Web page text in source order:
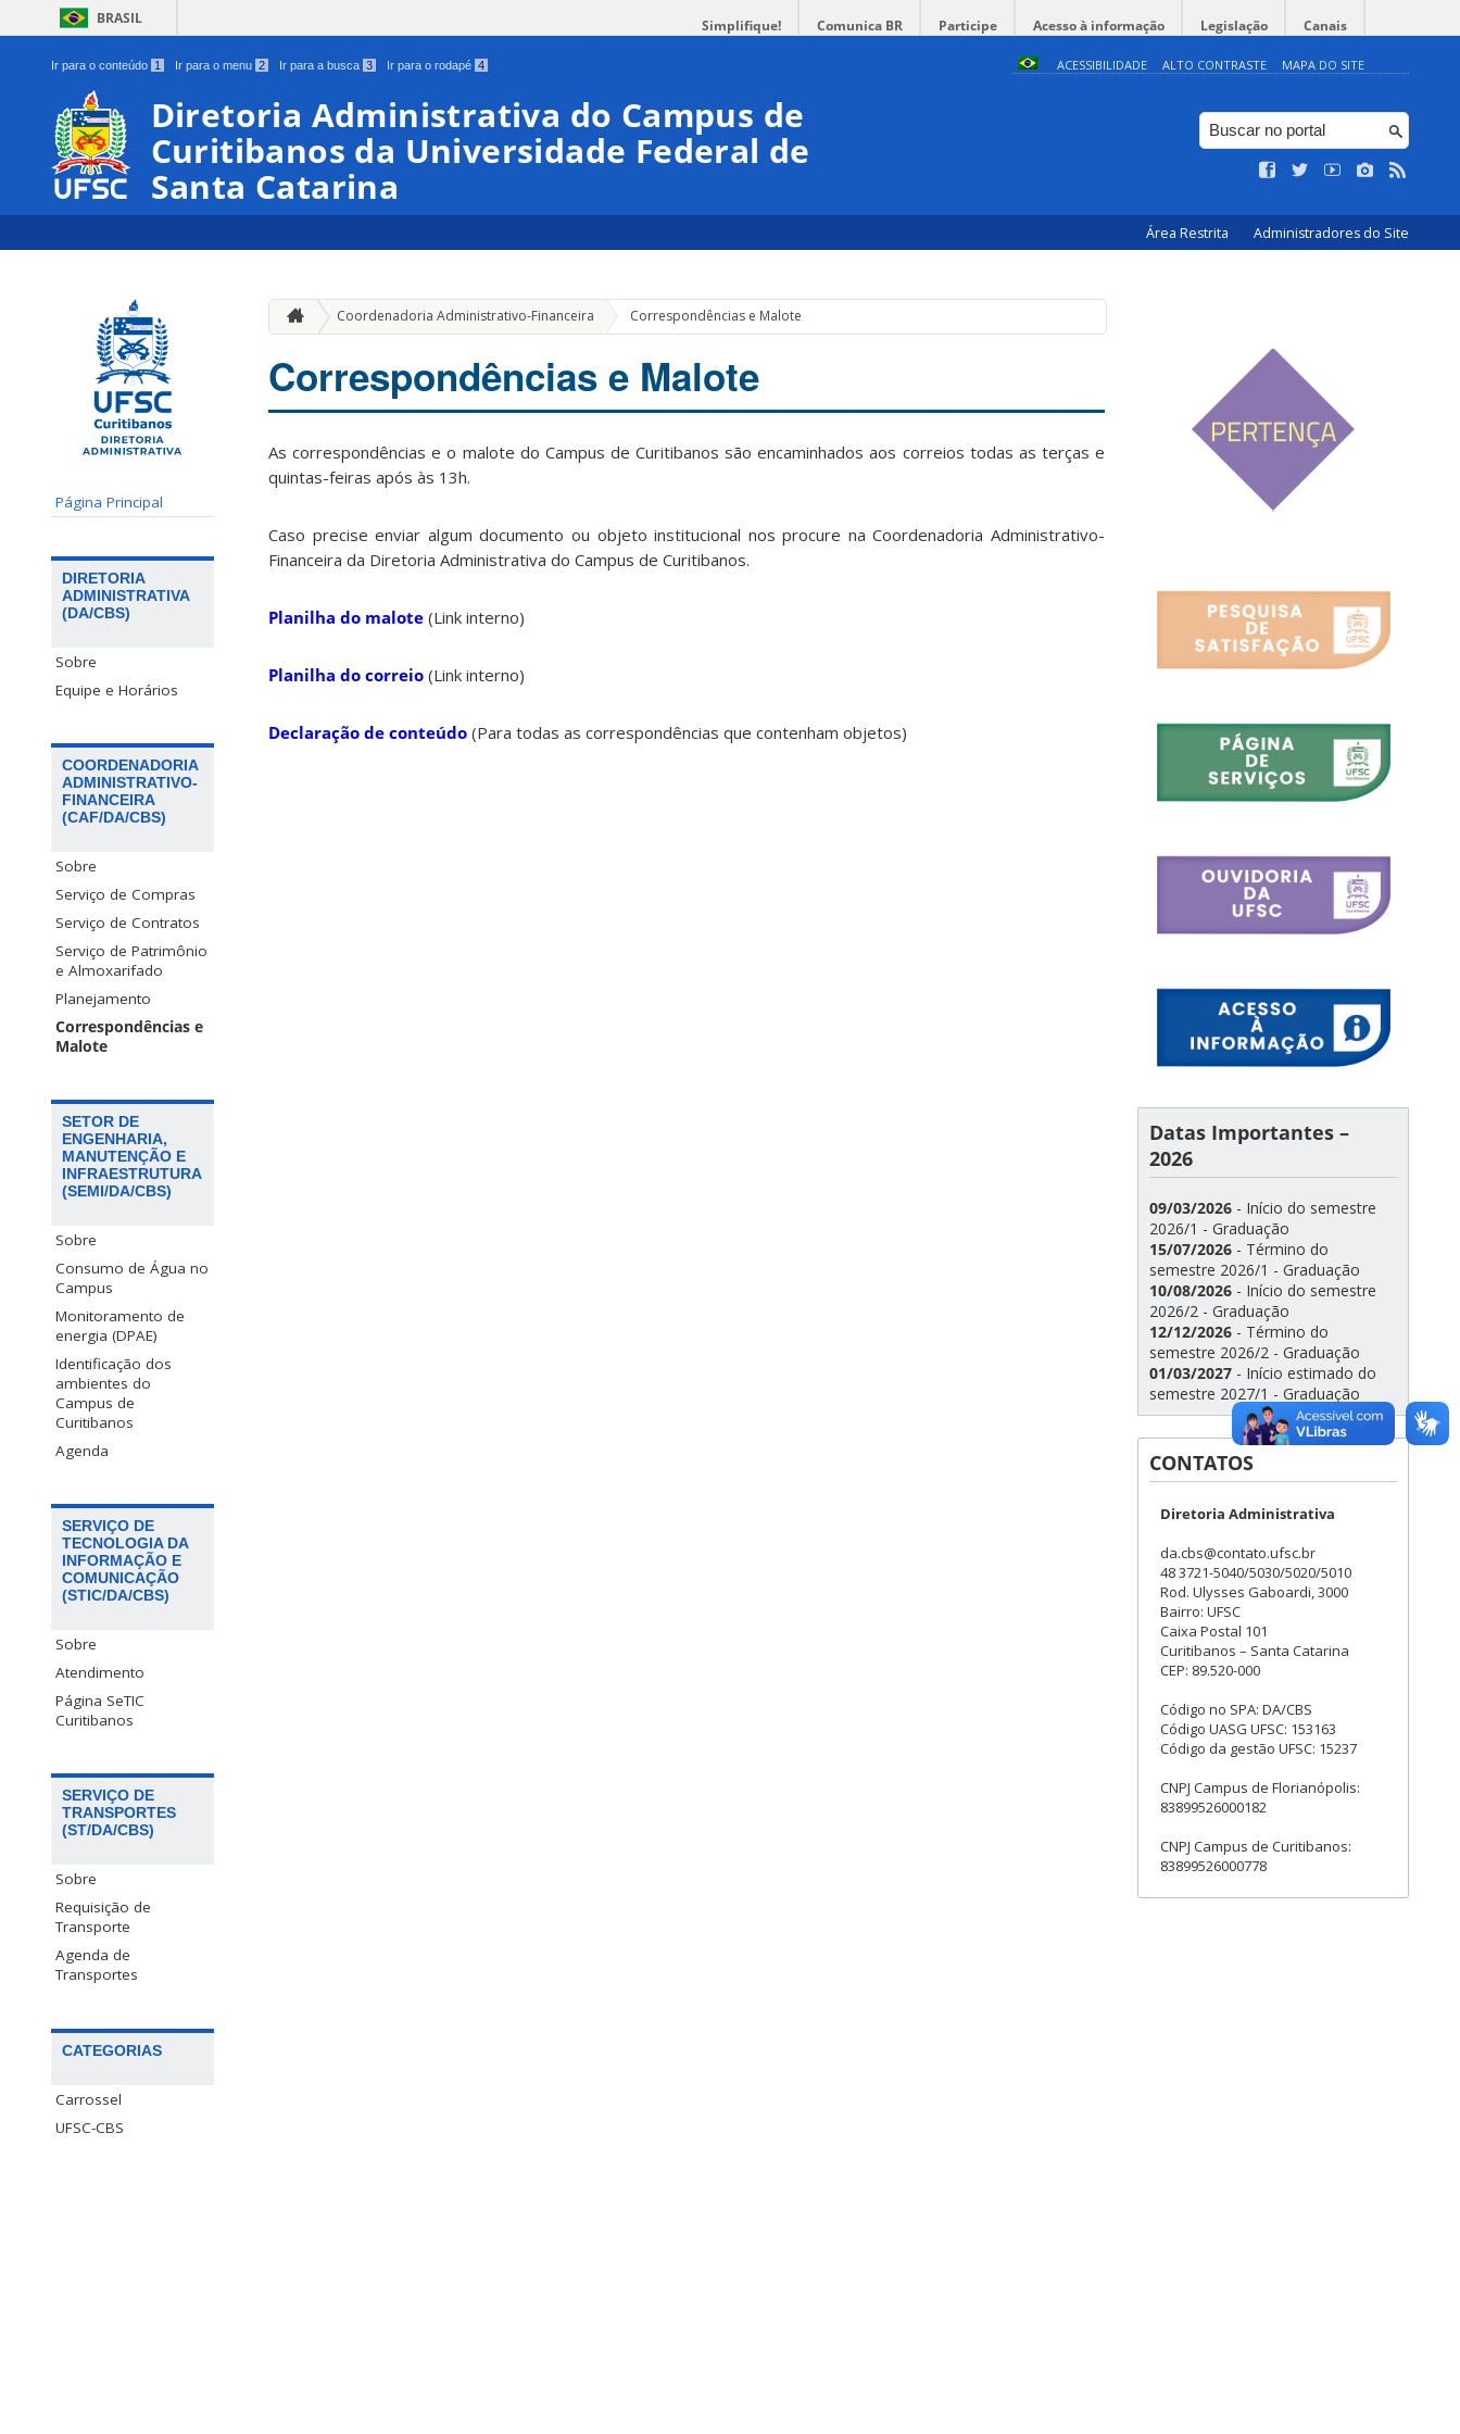
BRASIL Simplifique! Comunica BR Participe Acesso à informação Legislação Canais
Ir para o conteúdo 1 Ir para o menu 2 Ir para a busca 3 Ir para o rodapé 4 ACESSIBILIDADE ALTO CONTRASTE MAPA DO SITE
Diretoria Administrativa do Campus de
Curitibanos da Universidade Federal de
Santa Catarina
Área Restrita Administradores do Site
Página Principal
DIRETORIA
ADMINISTRATIVA
(DA/CBS)
Sobre
Equipe e Horários
COORDENADORIA
ADMINISTRATIVO-
FINANCEIRA
(CAF/DA/CBS)
Sobre
Serviço de Compras
Serviço de Contratos
Serviço de Patrimônio
e Almoxarifado
Planejamento
Correspondências e
Malote
SETOR DE
ENGENHARIA,
MANUTENÇÃO E
INFRAESTRUTURA
(SEMI/DA/CBS)
Sobre
Consumo de Água no
Campus
Monitoramento de
energia (DPAE)
Identificação dos
ambientes do
Campus de
Curitibanos
Agenda
SERVIÇO DE
TECNOLOGIA DA
INFORMAÇÃO E
COMUNICAÇÃO
(STIC/DA/CBS)
Sobre
Atendimento
Página SeTIC
Curitibanos
SERVIÇO DE
TRANSPORTES
(ST/DA/CBS)
Sobre
Requisição de
Transporte
Agenda de
Transportes
CATEGORIAS
Carrossel
UFSC-CBS
Coordenadoria Administrativo-Financeira Correspondências e Malote
Correspondências e Malote
As correspondências e o malote do Campus de Curitibanos são encaminhados aos correios todas as terças e
quintas-feiras após às 13h.
Caso precise enviar algum documento ou objeto institucional nos procure na Coordenadoria Administrativo-
Financeira da Diretoria Administrativa do Campus de Curitibanos.
Planilha do malote (Link interno)
Planilha do correio (Link interno)
Declaração de conteúdo (Para todas as correspondências que contenham objetos)
Datas Importantes –
2026
09/03/2026 - Início do semestre
2026/1 - Graduação
15/07/2026 - Término do
semestre 2026/1 - Graduação
10/08/2026 - Início do semestre
2026/2 - Graduação
12/12/2026 - Término do
semestre 2026/2 - Graduação
01/03/2027 - Início estimado do
semestre 2027/1 - Graduação
CONTATOS
Diretoria Administrativa
da.cbs@contato.ufsc.br
48 3721-5040/5030/5020/5010
Rod. Ulysses Gaboardi, 3000
Bairro: UFSC
Caixa Postal 101
Curitibanos – Santa Catarina
CEP: 89.520-000
Código no SPA: DA/CBS
Código UASG UFSC: 153163
Código da gestão UFSC: 15237
CNPJ Campus de Florianópolis:
83899526000182
CNPJ Campus de Curitibanos:
83899526000778